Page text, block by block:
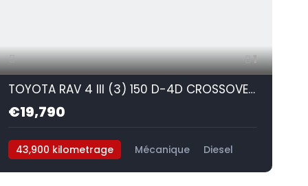
1
TOYOTA RAV 4 III (3) 150 D-4D CROSSOVER EXCLUSIVE AWD
€19,790
43,900 kilometrage Mécanique
Diesel
AWD/4WD